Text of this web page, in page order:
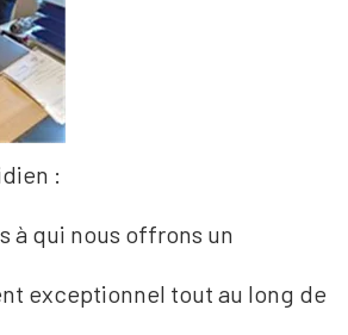
:
à qui nous offrons un
exceptionnel tout au long de